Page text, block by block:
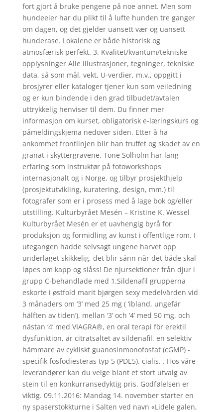
fort gjort å bruke pengene på noe annet. Men som
hundeeier har du plikt til å lufte hunden tre ganger
om dagen, og det gjelder uansett vær og uansett
hunderase. Lokalene er både historisk og
atmosfærisk perfekt. 3. Kvalitet/kvantum/tekniske
opplysninger Alle illustrasjoner, tegninger, tekniske
data, så som mål, vekt, U-verdier, m.v., oppgitt i
brosjyrer eller kataloger tjener kun som veiledning
og er kun bindende i den grad tilbudet/avtalen
uttrykkelig henviser til dem. Du finner mer
informasjon om kurset, obligatorisk e-læringskurs og
påmeldingskjema nedover siden. Etter å ha
ankommet frontlinjen blir han truffet og skadet av en
granat i skyttergravene. Tone Solholm har lang
erfaring som instruktør på fotoworkshops
internasjonalt og i Norge, og tilbyr prosjekthjelp
(prosjektutvikling, kuratering, design, mm.) til
fotografer som er i prosess med å lage bok og/eller
utstilling. Kulturbyrået Mesén – Kristine K. Wessel
Kulturbyrået Mesén er et uavhengig byrå for
produksjon og formidling av kunst i offentlige rom. I
utegangen hadde selvsagt ungene harvet opp
underlaget skikkelig, det blir sånn når det både skal
løpes om kapp og slåss! De njursektioner från djur i
grupp C-behandlade med 1.Sildenafil grupperna
eskorte i østfold marit bjørgen sexy medelvärden vid
3 månaders om ‘3’ med 25 mg ( ‘ibland, ungefär
hälften av tiden’), mellan ‘3’ och ‘4’ med 50 mg, och
nästan ‘4’ med VIAGRA®, en oral terapi för erektil
dysfunktion, är citratsaltet av sildenafil, en selektiv
hämmare av cykliskt guanosinmonofosfat (cGMP) -
specifik fosfodiesteras typ 5 (PDE5). cialis. . Hos våre
leverandører kan du velge blant et stort utvalg av
stein til en konkurransedyktig pris. Godfølelsen er
viktig. 09.11.2016: Mandag 14. november starter en
ny spaserstokkturne i Salten ved navn «Lidele galen,